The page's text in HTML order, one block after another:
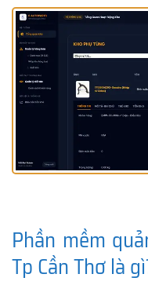
Phần mềm
Tp Cần Thơ là